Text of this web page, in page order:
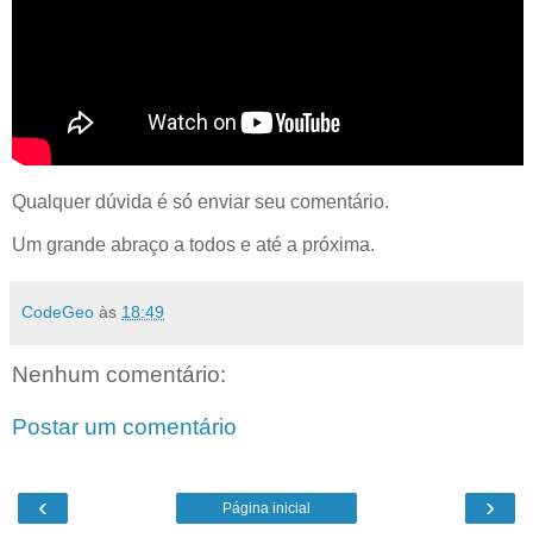
Qualquer dúvida é só enviar seu comentário.
Um grande abraço a todos e até a próxima.
CodeGeo às 18:49
Nenhum comentário:
Postar um comentário
‹ ›
Página inicial